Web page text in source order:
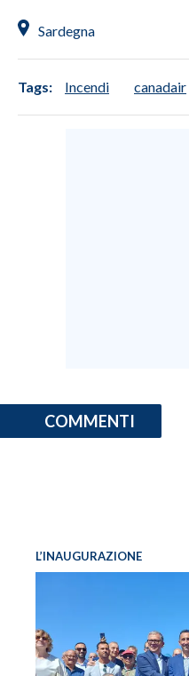
SPIAGGE
Sardegna
Tags: Incendi canadair
COMMENTI
L’INAUGURAZIONE